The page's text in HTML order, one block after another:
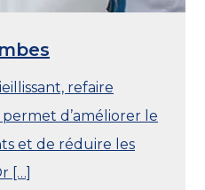
refaire
d’améliorer le
et de réduire les
[…]